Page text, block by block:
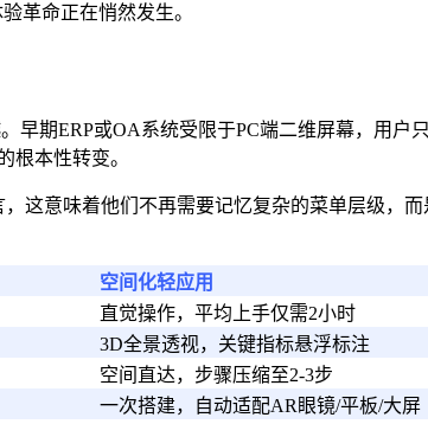
革命正在悄然发生。
早期ERP或OA系统受限于PC端二维屏幕，用
根本性转变。
意味着他们不再需要记忆复杂的菜单层级，
空间化轻应用
直觉操作，平均上手仅需2小时
3D全景透视，关键指标悬浮标注
空间直达，步骤压缩至2-3步
一次搭建，自动适配AR眼镜/平板/大屏